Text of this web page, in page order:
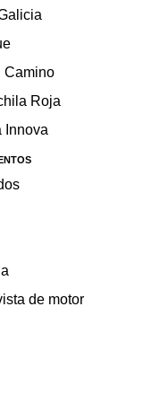
Camino
Roja
Innova
de motor